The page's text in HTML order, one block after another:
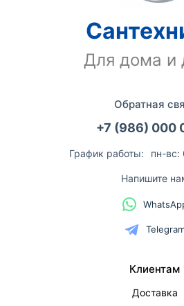
Для дома и
Обратная
+7 (986) 000
График работы: пн-вс:
Напишите
Клиентам
Доставка